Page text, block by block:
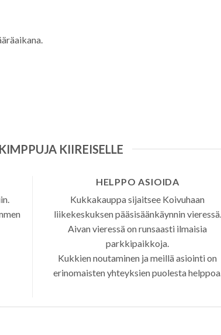
KIIREISELLE
HELPPO ASIOIDA
Kukkakauppa sijaitsee Koivuhaan
liikekeskuksen pääsisäänkäynnin vieressä.
Aivan vieressä on runsaasti ilmaisia
parkkipaikkoja.
Kukkien noutaminen ja meillä asiointi on
erinomaisten yhteyksien puolesta helppoa.